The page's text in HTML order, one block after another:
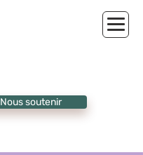
Nous soutenir